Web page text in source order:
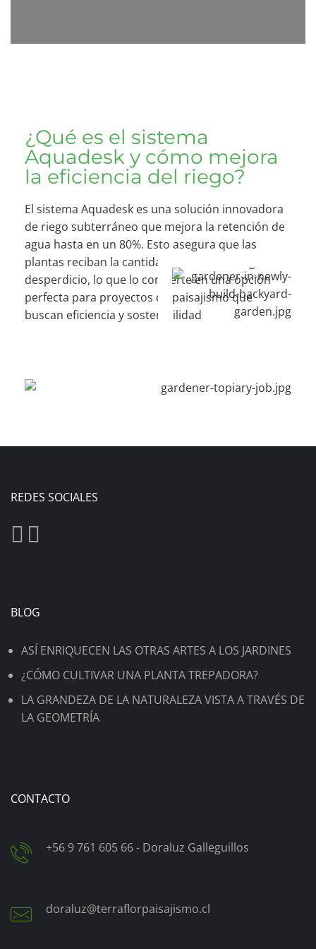
¿Qué es el sistema
Aquadesk y cómo mejora
la eficiencia del riego?
El sistema Aquadesk es una solución innovadora
de riego subterráneo que mejora la retención de
agua hasta en un 80%. Esto asegura que las
plantas reciban la cantidad adecuada de agua sin
desperdicio, lo que lo convierte en una opción
perfecta para proyectos de paisajismo que
buscan eficiencia y sostenibilidad
REDES SOCIALES
BLOG
ASÍ ENRIQUECEN LAS OTRAS ARTES A LOS JARDINES
¿CÓMO CULTIVAR UNA PLANTA TREPADORA?
LA GRANDEZA DE LA NATURALEZA VISTA A TRAVÉS DE
LA GEOMETRÍA
CONTACTO
+56 9 761 605 66 - Doraluz Galleguillos
doraluz@terraflorpaisajismo.cl